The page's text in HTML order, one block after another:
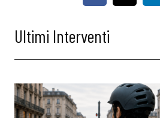
Ultimi Interventi